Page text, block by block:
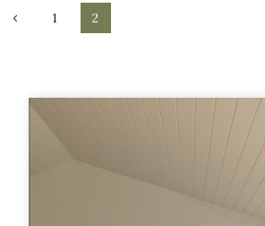
Seitennavigation
Vorherige
1 2